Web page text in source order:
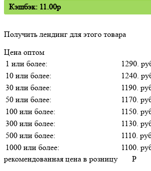
Кэшбэк: 11.00p
Получить лендинг для этого товара
Цена оптом
1 или более:
1290.
10 или более:
1240.
30 или более:
1190.
50 или более:
1170.
100 или более:
1150.
300 или более:
1130.
500 или более:
1110.
1000 или более:
1100.
рекомендованная цена в розницу
P